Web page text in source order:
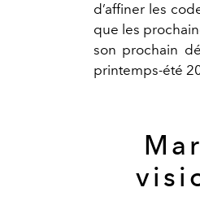
d’affiner les
que les
son prochain
printemps-été